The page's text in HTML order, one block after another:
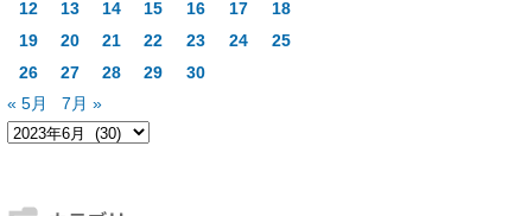
12
13 14 15 16 17
18
19
20 21 22 23 24
25
26
27 28 29
30
« 5月
7月 »